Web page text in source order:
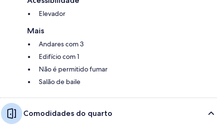
Elevador
Mais
Andares com 3
Edifício com 1
Não é permitido fumar
Salão de baile
Comodidades do quarto